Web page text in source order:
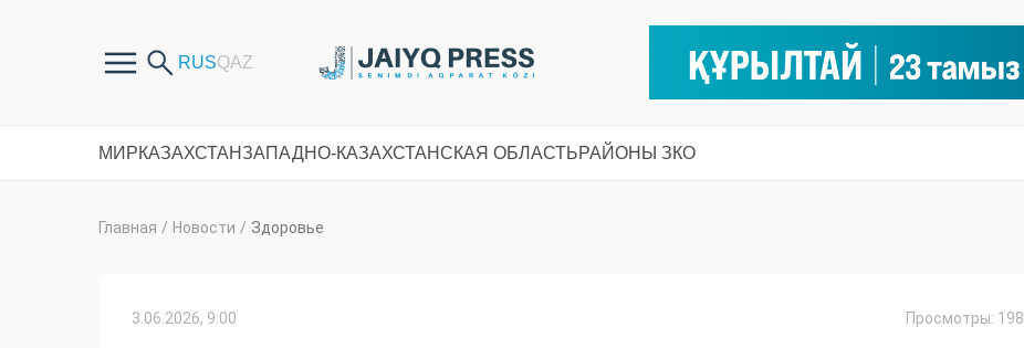
МИРКАЗАХСТАНЗАПАДНО-КАЗАХСТАНСКАЯ ОБЛАСТЬРАЙОНЫ ЗКО
Главная / Новости / Здоровье
3.06.2026, 9:00 Просмотры: 198